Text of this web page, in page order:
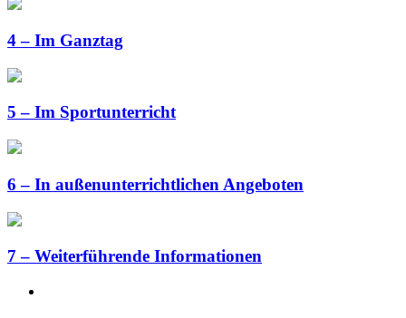
4 – Im Ganztag
5 – Im Sportunterricht
6 – In außenunterrichtlichen Angeboten
7 – Weiterführende Informationen